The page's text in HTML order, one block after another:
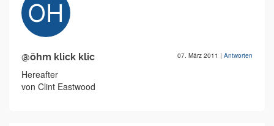
@öhm klick klic 07. März 2011 | Antworten
Hereafter
von Clint Eastwood